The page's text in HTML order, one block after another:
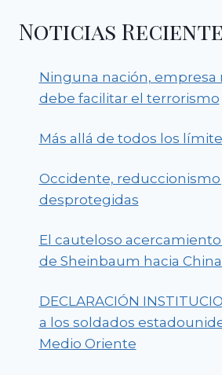
Noticias
Ninguna nación, empresa
debe facilitar el terrorismo
Más allá de todos los
Occidente, reduccionismo
desprotegidas
El cauteloso
de Sheinbaum hacia
DECLARACIÓN
a los soldados
Medio Oriente